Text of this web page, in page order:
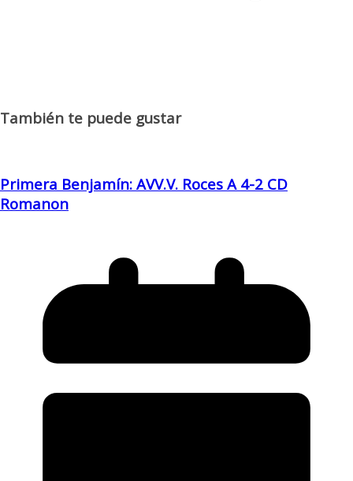
También te puede gustar
Primera Benjamín: AVV.V. Roces A 4-2 CD
Romanon